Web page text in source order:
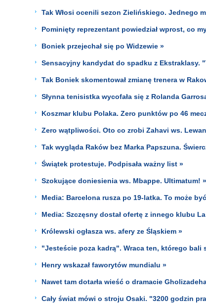
Tak Włosi ocenili sezon Zielińskiego. Jednego
Pominięty reprezentant powiedział wprost, co
Boniek przejechał się po Widzewie »
Sensacyjny kandydat do spadku z Ekstraklasy.
Tak Boniek skomentował zmianę trenera w
Słynna tenisistka wycofała się z Rolanda
Koszmar klubu Polaka. Zero punktów po 46
Zero wątpliwości. Oto co zrobi Zahavi ws.
Tak wygląda Raków bez Marka Papszuna.
Świątek protestuje. Podpisała ważny list »
Szokujące doniesienia ws. Mbappe. Ultimatum! »
Media: Barcelona rusza po 19-latka. To może
Media: Szczęsny dostał ofertę z innego klubu
Królewski ogłasza ws. afery ze Śląskiem »
"Jesteście poza kadrą". Wraca ten, którego bali
Henry wskazał faworytów mundialu »
Nawet tam dotarła wieść o dramacie
Cały świat mówi o stroju Osaki. "3200 godzin